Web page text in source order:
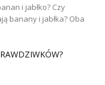
i jabłko? Czy
banany i jabłka? Oba